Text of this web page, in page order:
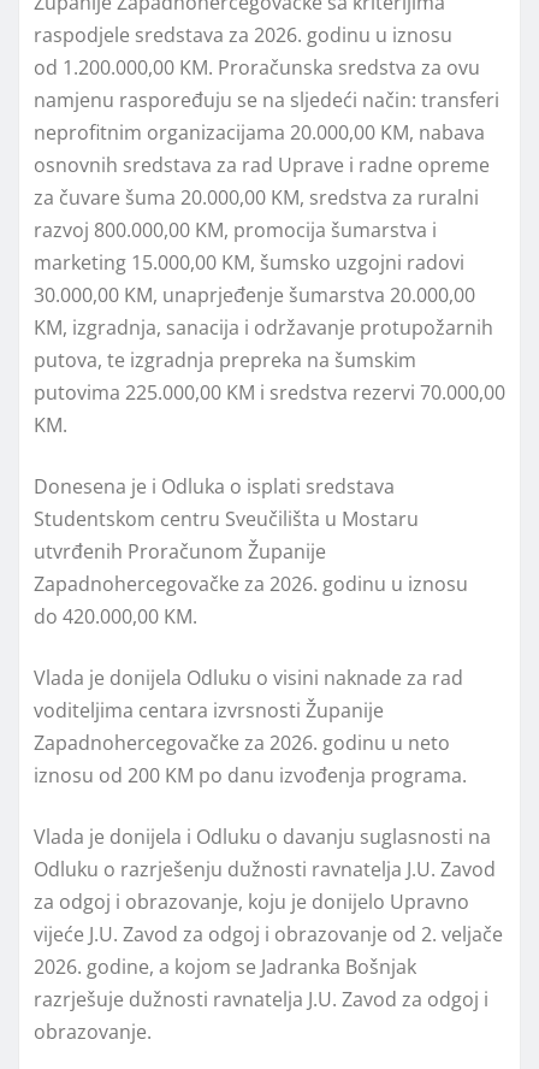
raspodjele sredstava za 2026. godinu u iznosu
od 1.200.000,00 KM. Proračunska sredstva za ovu
namjenu raspoređuju se na sljedeći način: transferi
neprofitnim organizacijama 20.000,00 KM, nabava
osnovnih sredstava za rad Uprave i radne opreme
za čuvare šuma 20.000,00 KM, sredstva za ruralni
razvoj 800.000,00 KM, promocija šumarstva i
marketing 15.000,00 KM, šumsko uzgojni radovi
30.000,00 KM, unaprjeđenje šumarstva 20.000,00
KM, izgradnja, sanacija i održavanje protupožarnih
putova, te izgradnja prepreka na šumskim
putovima 225.000,00 KM i sredstva rezervi 70.000,00
KM.
Donesena je i Odluka o isplati sredstava
Studentskom centru Sveučilišta u Mostaru
utvrđenih Proračunom Županije
Zapadnohercegovačke za 2026. godinu u iznosu
do 420.000,00 KM.
Vlada je donijela Odluku o visini naknade za rad
voditeljima centara izvrsnosti Županije
Zapadnohercegovačke za 2026. godinu u neto
iznosu od 200 KM po danu izvođenja programa.
Vlada je donijela i Odluku o davanju suglasnosti na
Odluku o razrješenju dužnosti ravnatelja J.U. Zavod
za odgoj i obrazovanje, koju je donijelo Upravno
vijeće J.U. Zavod za odgoj i obrazovanje od 2. veljače
2026. godine, a kojom se Jadranka Bošnjak
razrješuje dužnosti ravnatelja J.U. Zavod za odgoj i
obrazovanje.